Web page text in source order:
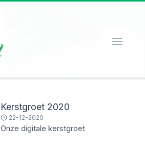
Kerstgroet 2020
22-12-2020
Onze digitale kerstgroet